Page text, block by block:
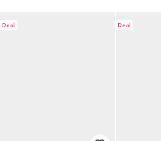
strukturierter Metallic-
Deal Deal